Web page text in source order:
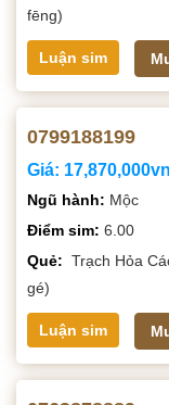
fēng)
Luận sim
0799188199
Giá:
Ngũ hành: Mộc
Điểm sim: 6.00
Quẻ: Trạch Hỏa
gé)
Luận sim